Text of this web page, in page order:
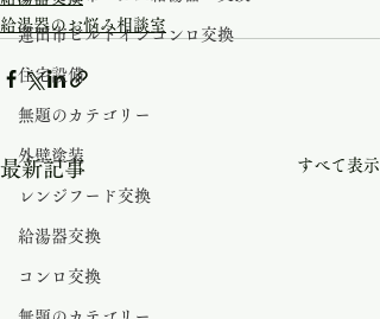
蓮田市ビルトインコンロ交換
住宅設備
無題のカテゴリー
外壁塗装
レンジフード交換
給湯器交換
コンロ交換
給湯器のお悩み相談室
最新記事 すべて表示